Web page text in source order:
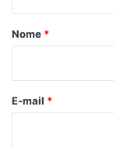
r
*
Nome *
E-mail *